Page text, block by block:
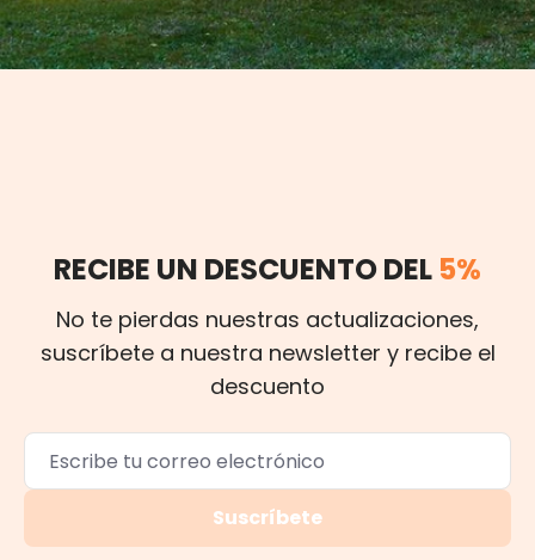
RECIBE UN DESCUENTO DEL 5%
No te pierdas nuestras actualizaciones,
suscríbete a nuestra newsletter y recibe el
descuento
Suscríbete